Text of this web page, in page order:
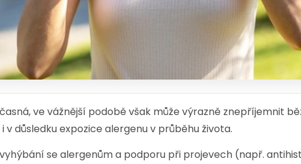
ve vážnější podobě však může výrazně znepříjemnit
v důsledku expozice alergenu v průběhu života.
se alergenům a podporu při projevech (např.